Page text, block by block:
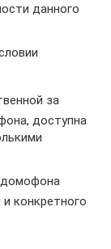
данного
за
доступна
домофона
конкретного